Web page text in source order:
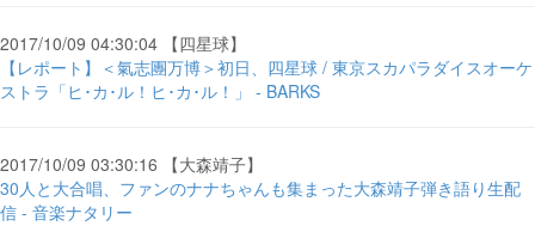
2017/10/09 04:30:04 【四星球】
【レポート】＜氣志團万博＞初日、四星球 / 東京スカパラダイスオーケ
ストラ「ヒ･カ･ル！ヒ･カ･ル！」 - BARKS
2017/10/09 03:30:16 【大森靖子】
30人と大合唱、ファンのナナちゃんも集まった大森靖子弾き語り生配
信 - 音楽ナタリー